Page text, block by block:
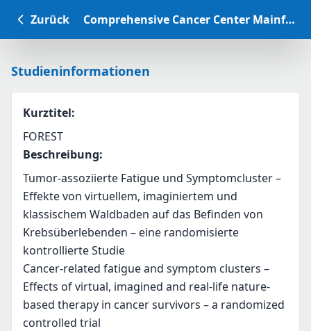
Zurück Comprehensive Cancer Center Mainfranken Studiendatenbank
Studieninformationen
Kurztitel:
FOREST
Beschreibung:
Tumor-assoziierte Fatigue und Symptomcluster –
Effekte von virtuellem, imaginiertem und
klassischem Waldbaden auf das Befinden von
Krebsüberlebenden – eine randomisierte
kontrollierte Studie
Cancer-related fatigue and symptom clusters –
Effects of virtual, imagined and real-life nature-
based therapy in cancer survivors – a randomized
controlled trial